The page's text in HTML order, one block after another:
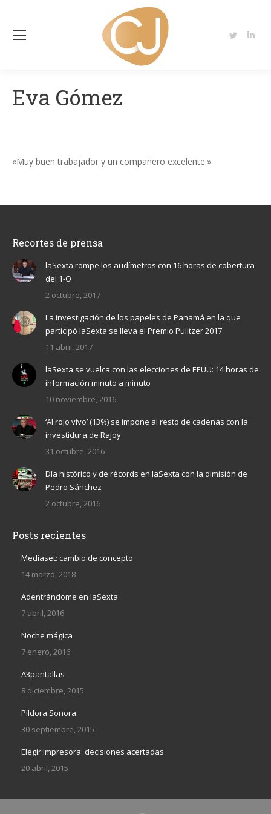
Twitter
Eva Gómez
«Muy buen trabajador y un compañero excelente.»
Recortes de prensa
laSexta rompe los audímetros con 16 horas de cobertura
del 1-O
2 octubre, 2017
La investigación de los papeles de Panamá en la que
participó laSexta se lleva el Premio Pulitzer 2017
11 abril, 2017
laSexta se vuelca con las elecciones de EEUU: 14 horas de
información minuto a minuto
10 noviembre, 2016
‘Al rojo vivo’ (13%) se impone al resto de cadenas con la
investidura de Rajoy
31 octubre, 2016
Día histórico y de récords en laSexta con la dimisión de
Pedro Sánchez
2 octubre, 2016
Posts recientes
Mediaset: cambio de concepto
14 marzo, 2018
Adentrándome en laSexta
7 abril, 2016
Noche mágica
7 enero, 2016
A3pantallas
8 diciembre, 2015
Píldora Sonora
30 septiembre, 2015
Elegir impresora: decisiones acertadas
20 abril, 2015